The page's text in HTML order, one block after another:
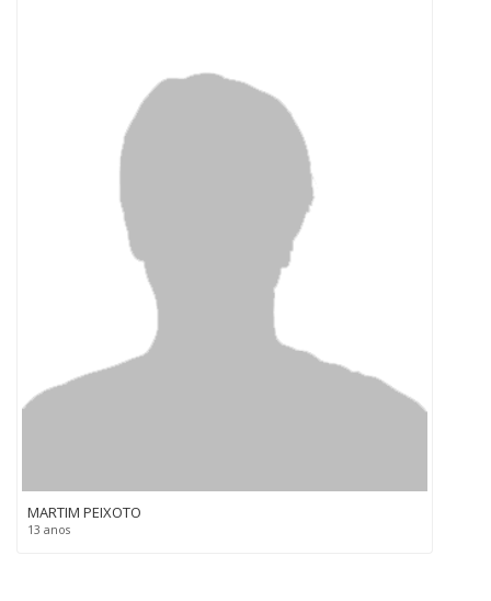
MARTIM PEIXOTO
13 anos